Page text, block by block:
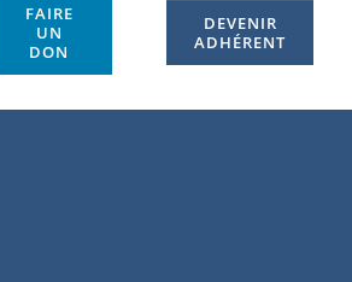
FAIRE
UN
DON
DEVENIR
ADHÉRENT